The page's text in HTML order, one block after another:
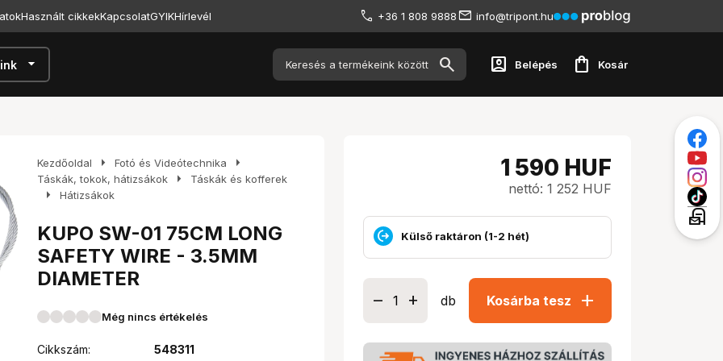
Használt cikkekKapcsolatGYIKHírlevél +36 1 808 9888 info@tripont.hu
arrow_drop_down account_box Belépés shopping_bag Kosár
Kezdőoldal arrow_right Fotó és Videótechnika arrow_right
Táskák, tokok, hátizsákok arrow_right Táskák és kofferek
arrow_right Hátizsákok
KUPO SW-01 75CM LONG
SAFETY WIRE - 3.5MM
DIAMETER
Még nincs értékelés
Cikkszám:
548311
1 590 HUF
nettó: 1 252 HUF
Külső raktáron (1-2 hét)
db Kosárba tesz add
local_post_office